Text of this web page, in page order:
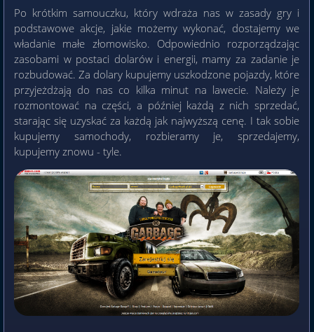
Po krótkim samouczku, który wdraża nas w zasady gry i
podstawowe akcje, jakie możemy wykonać, dostajemy we
władanie małe złomowisko. Odpowiednio rozporządzając
zasobami w postaci dolarów i energii, mamy za zadanie je
rozbudować. Za dolary kupujemy uszkodzone pojazdy, które
przyjeżdżają do nas co kilka minut na lawecie. Należy je
rozmontować na części, a później każdą z nich sprzedać,
starając się uzyskać za każdą jak najwyższą cenę. I tak sobie
kupujemy samochody, rozbieramy je, sprzedajemy,
kupujemy znowu - tyle.